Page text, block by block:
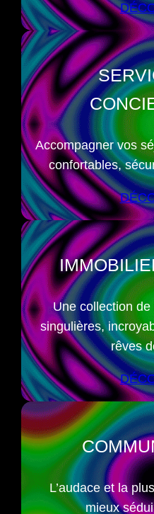
Accompagner vos
confortables,
Une collection
singulières,
rêves
L’audace et la
mieux